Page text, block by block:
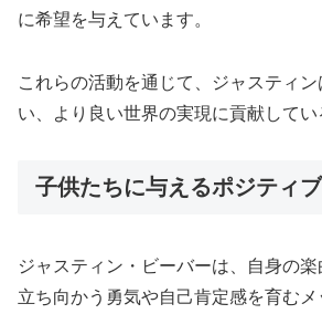
に希望を与えています。
これらの活動を通じて、ジャスティ
い、より良い世界の実現に貢献してい
子供たちに与えるポジティ
ジャスティン・ビーバーは、自身の
立ち向かう勇気や自己肯定感を育む